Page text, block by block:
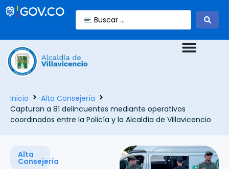
Inicio
Alta Consejería
Capturan a 81 delincuentes mediante operativos
coordinados entre la Policía y la Alcaldía de Villavicencio
Alta
Consejería